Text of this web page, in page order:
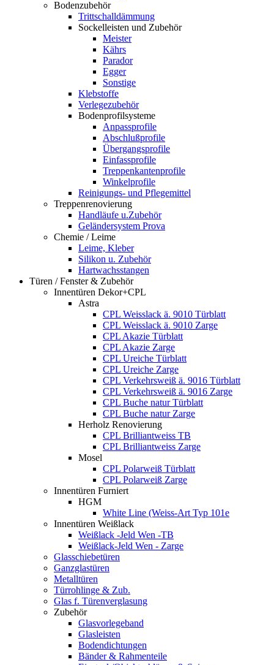
Bodenzubehör
Trittschalldämmung
Sockelleisten und Zubehör
Meister
Kährs
Parador
Egger
Sonstige
Klebstoffe
Verlegezubehör
Bodenprofilsysteme
Anpassprofile
Abschlußprofile
Übergangsprofile
Einfassprofile
Treppenkantenprofile
Winkelprofile
Reinigungs- und Pflegemittel
Treppenrenovierung
Handläufe u.Zubehör
Geländersystem Prova
Chemie / Leime
Leime, Kleber
Silikon u. Zubehör
Hartwachsstangen
Türen / Fenster & Zubehör
Innentüren Dekor+CPL
Astra
CPL Weisslack ä. 9010 Türblatt
CPL Weisslack ä. 9010 Zarge
CPL Akazie Türblatt
CPL Akazie Zarge
CPL Ureiche Türblatt
CPL Ureiche Zarge
CPL Verkehrsweiß ä. 9016 Türblatt
CPL Verkehrsweiß ä. 9016 Zarge
CPL Buche natur Türblatt
CPL Buche natur Zarge
Herholz Renovierung
CPL Brilliantweiss TB
CPL Brilliantweiss Zarge
Mosel
CPL Polarweiß Türblatt
CPL Polarweiß Zarge
Innentüren Furniert
HGM
White Line (Weiss-Art Typ 101e
Innentüren Weißlack
Weißlack -Jeld Wen -TB
Weißlack-Jeld Wen - Zarge
Glasschiebetüren
Ganzglastüren
Metalltüren
Türrohlinge & Zub.
Glas f. Türenverglasung
Zubehör
Glasvorlegeband
Glasleisten
Bodendichtungen
Bänder & Rahmenteile